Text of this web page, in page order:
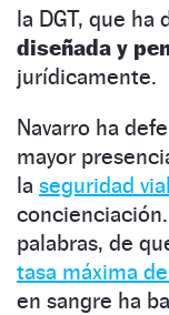
la DGT, que ha
diseñada y
jurídicamente.
Navarro ha
mayor
la seguridad vial
palabras, de
tasa máxima
en sangre ha